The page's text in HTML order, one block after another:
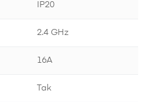
IP20
2.4 GHz
16A
Tak